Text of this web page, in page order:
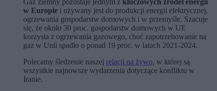
Gaz ziemny pozostaje jednym z kluczowych źródeł energii
w Europie i używany jest do produkcji energii elektrycznej,
ogrzewania gospodarstw domowych i w przemyśle. Szacuje
się, że około 30 proc. gospodarstw domowych w UE
korzysta z ogrzewania gazowego, choć zapotrzebowanie na
gaz w Unii spadło o ponad 19 proc. w latach 2021-2024.
Polecamy śledzenie naszej relacji na żywo, w której są
wszystkie najnowsze wydarzenia dotyczące konfliktu w
Iranie.